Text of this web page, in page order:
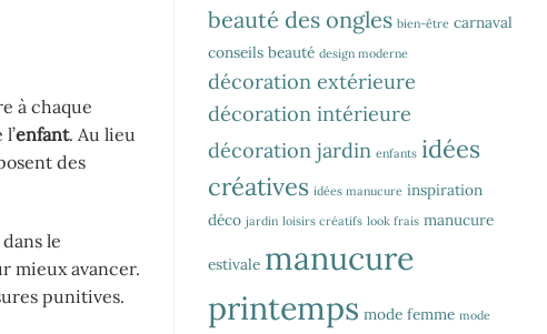
à chaque
enfant. Au lieu
des
le
mieux avancer.
punitives.
beauté des ongles bien-être carnaval
conseils beauté design moderne
décoration extérieure
décoration intérieure
décoration jardin enfants idées
créatives idées manucure inspiration
déco jardin loisirs créatifs look frais manucure
estivale manucure
printemps mode femme mode